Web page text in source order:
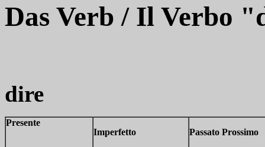
Das Verb / Il Verbo
dire
Presente
Imperfetto
Passato Prossimo